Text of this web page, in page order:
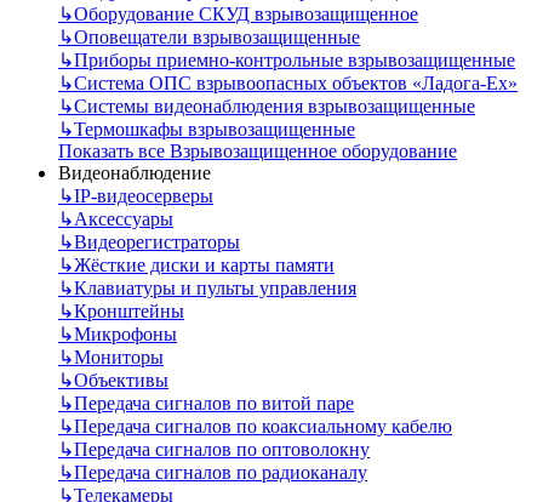
↳Оборудование СКУД взрывозащищенное
↳Оповещатели взрывозащищенные
↳Приборы приемно-контрольные взрывозащищенные
↳Система ОПС взрывоопасных объектов «Ладога-Ex»
↳Системы видеонаблюдения взрывозащищенные
↳Термошкафы взрывозащищенные
Показать все Взрывозащищенное оборудование
Видеонаблюдение
↳IP-видеосерверы
↳Аксессуары
↳Видеорегистраторы
↳Жёсткие диски и карты памяти
↳Клавиатуры и пульты управления
↳Кронштейны
↳Микрофоны
↳Мониторы
↳Объективы
↳Передача сигналов по витой паре
↳Передача сигналов по коаксиальному кабелю
↳Передача сигналов по оптоволокну
↳Передача сигналов по радиоканалу
↳Телекамеры